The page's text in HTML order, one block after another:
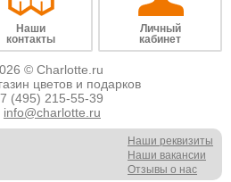
Наши
контакты
Личный
кабинет
© Charlotte.ru
цветов и подарков
(495) 215-55-39
info@charlotte.ru
Наши реквизиты
Наши вакансии
Отзывы о нас